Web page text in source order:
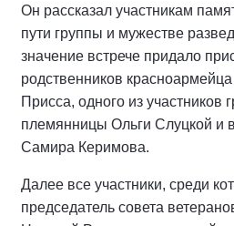
Он рассказал участникам
пути группы и мужестве
значение встрече придало
родственников
Присса, одного из
племянницы Ольги Слуцкой и
Самира Керимова.
Далее все участники, среди
председатель совета